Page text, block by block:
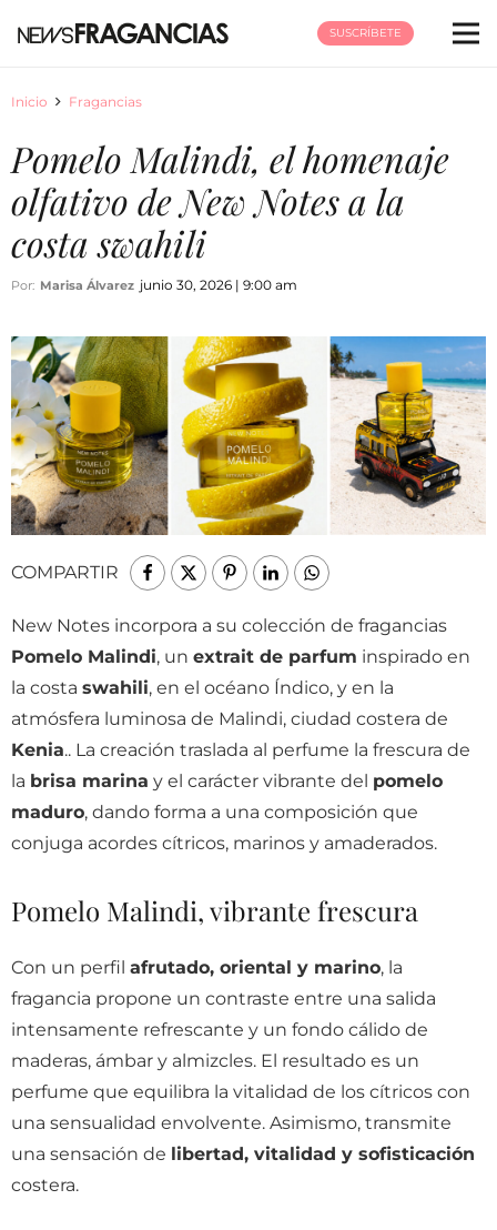
SUSCRÍBETE
Inicio Fragancias
Pomelo Malindi, el homenaje
olfativo de New Notes a la
costa swahili
Por: Marisa Álvarez junio 30, 2026 | 9:00 am
COMPARTIR
New Notes incorpora a su colección de fragancias
Pomelo Malindi, un extrait de parfum inspirado en
la costa swahili, en el océano Índico, y en la
atmósfera luminosa de Malindi, ciudad costera de
Kenia.. La creación traslada al perfume la frescura de
la brisa marina y el carácter vibrante del pomelo
maduro, dando forma a una composición que
conjuga acordes cítricos, marinos y amaderados.
Pomelo Malindi, vibrante frescura
Con un perfil afrutado, oriental y marino, la
fragancia propone un contraste entre una salida
intensamente refrescante y un fondo cálido de
maderas, ámbar y almizcles. El resultado es un
perfume que equilibra la vitalidad de los cítricos con
una sensualidad envolvente. Asimismo, transmite
una sensación de libertad, vitalidad y sofisticación
costera.